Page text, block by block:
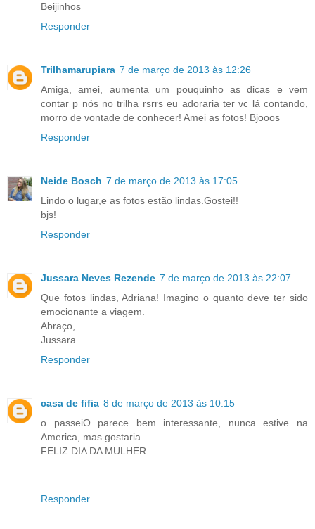
Beijinhos
Responder
Trilhamarupiara 7 de março de 2013 às 12:26
Amiga, amei, aumenta um pouquinho as dicas e vem
contar p nós no trilha rsrrs eu adoraria ter vc lá contando,
morro de vontade de conhecer! Amei as fotos! Bjooos
Responder
Neide Bosch 7 de março de 2013 às 17:05
Lindo o lugar,e as fotos estão lindas.Gostei!!
bjs!
Responder
Jussara Neves Rezende 7 de março de 2013 às 22:07
Que fotos lindas, Adriana! Imagino o quanto deve ter sido
emocionante a viagem.
Abraço,
Jussara
Responder
casa de fifia 8 de março de 2013 às 10:15
o passeiO parece bem interessante, nunca estive na
America, mas gostaria.
FELIZ DIA DA MULHER
Responder